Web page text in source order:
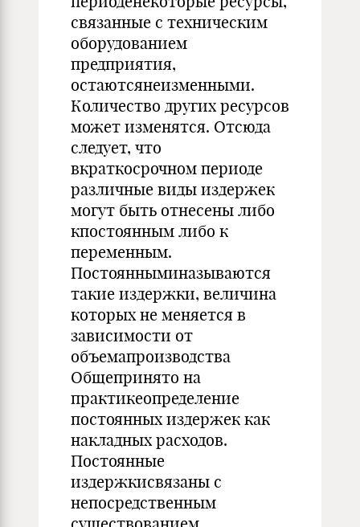
связанные с техническим
оборудованием
предприятия,
остаютсянеизменными.
Количество других ресурсов
может изменятся. Отсюда
следует, что
вкраткосрочном периоде
различные виды издержек
могут быть отнесены либо
кпостоянным либо к
переменным.
Постоянныминазываются
такие издержки, величина
которых не меняется в
зависимости от
объемапроизводства
Общепринято на
практикеопределение
постоянных издержек как
накладных расходов.
Постоянные
издержкисвязаны с
непосредственным